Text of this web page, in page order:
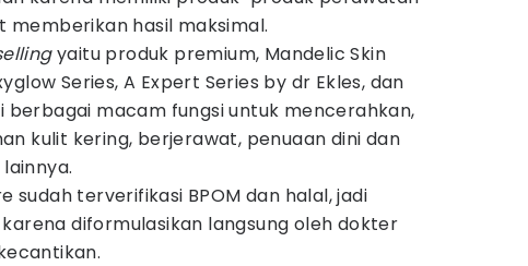
memberikan hasil maksimal.
yaitu produk premium, Mandelic Skin
Series, A Expert Series by dr Ekles, dan
berbagai macam fungsi untuk mencerahkan,
kulit kering, berjerawat, penuaan dini dan
sudah terverifikasi BPOM dan halal, jadi
diformulasikan langsung oleh dokter